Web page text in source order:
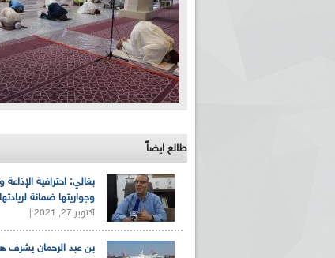
طالع ايضاً
بغالي: احترافية
وجواريتها ضمانة لريادتها
أكتوبر 27, 2021 |
بن عبد الرحمان يشرف